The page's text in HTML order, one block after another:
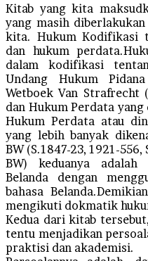
Kitab yang kita
yang masih
kita. Hukum Kodifikasi
dan hukum
dalam kodifikasi
Undang Hukum
Wetboek Van Strafrecht
dan Hukum Perdata
Hukum Perdata atau
yang lebih banyak
BW (S.1847-23, 1921-556,
BW) keduanya
Belanda dengan
bahasa
mengikuti dokmatik
Kedua dari kitab
tentu menjadikan
praktisi dan akademisi.